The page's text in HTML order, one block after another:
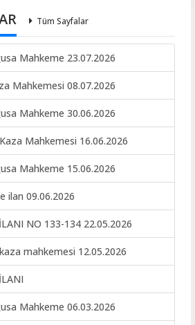
Tüm Sayfalar
Mahkeme 23.07.2026
Mahkemesi 08.07.2026
Mahkeme 30.06.2026
Mahkemesi 16.06.2026
Mahkeme 15.06.2026
ilan 09.06.2026
NO 133-134 22.05.2026
mahkemesi 12.05.2026
Mahkeme 06.03.2026